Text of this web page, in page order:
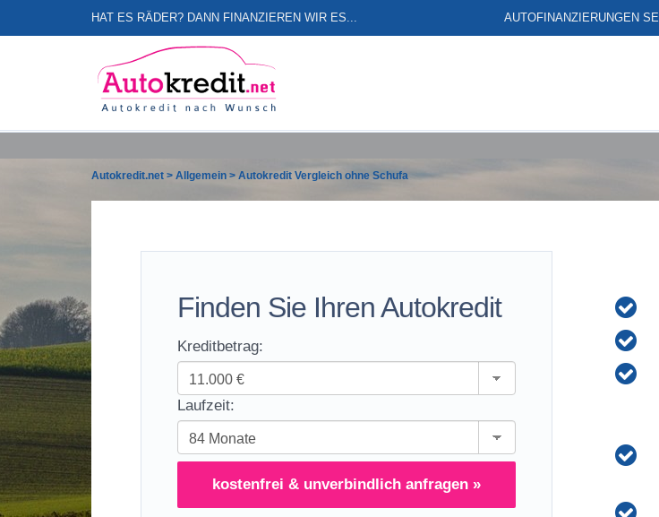
HAT ES RÄDER? DANN FINANZIEREN WIR ES... AUTOFINANZIERUNGEN
Autokredit.net > Allgemein > Autokredit Vergleich ohne Schufa
Finden Sie Ihren Autokredit
Kreditbetrag:
Laufzeit:
kostenfrei & unverbindlich anfragen »